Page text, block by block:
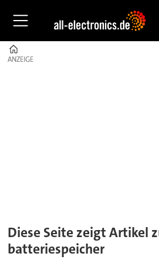
ANZEIGE
ANZEIGE
Diese Seite zeigt Artikel
batteriespeicher